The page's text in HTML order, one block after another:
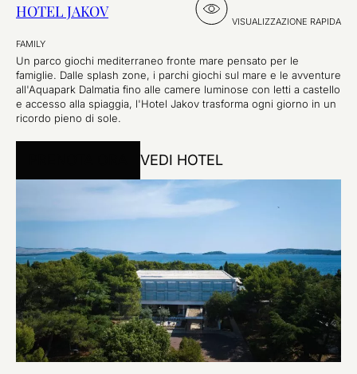
HOTEL JAKOV
VISUALIZZAZIONE RAPIDA
FAMILY
Un parco giochi mediterraneo fronte mare pensato per le
famiglie. Dalle splash zone, i parchi giochi sul mare e le avventure
all'Aquapark Dalmatia fino alle camere luminose con letti a castello
e accesso alla spiaggia, l'Hotel Jakov trasforma ogni giorno in un
ricordo pieno di sole.
VEDI HOTEL